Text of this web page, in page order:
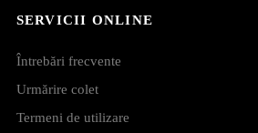
SERVICII ONLINE
Întrebări frecvente
Urmărire colet
Termeni de utilizare